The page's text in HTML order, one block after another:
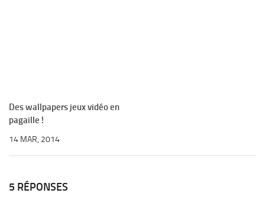
Des wallpapers jeux vidéo en
pagaille !
14 MAR, 2014
5 RÉPONSES